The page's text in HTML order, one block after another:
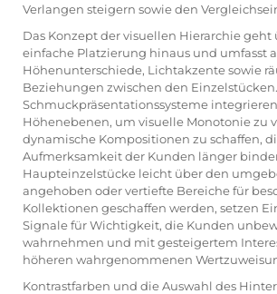
Verlangen steigern sowie den
Das Konzept der visuellen Hierarchie geht
einfache Platzierung hinaus und umfasst
Höhenunterschiede, Lichtakzente sowie
Beziehungen zwischen den
Schmuckpräsentationssysteme
Höhenebenen, um visuelle Monotonie zu
dynamische Kompositionen zu schaffen,
Aufmerksamkeit der Kunden länger
Haupteinzelstücke leicht über den
angehoben oder vertiefte Bereiche für
Kollektionen geschaffen werden, setzen
Signale für Wichtigkeit, die Kunden
wahrnehmen und mit gesteigertem
höheren wahrgenommenen
Kontrastfarben und die Auswahl des